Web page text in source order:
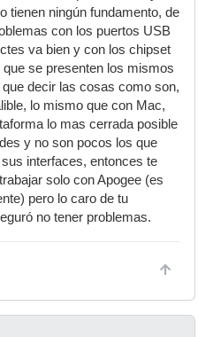
tienen ningún fundamento, de
con los puertos USB
va bien y con los chipset
se presenten los mismos
decir las cosas como son,
lo mismo que con Mac,
lo mas cerrada posible
y no son pocos los que
interfaces, entonces te
solo con Apogee (es
pero lo caro de tu
no tener problemas.